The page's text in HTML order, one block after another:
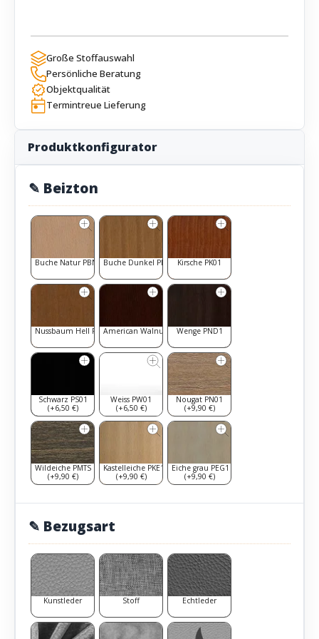
Große Stoffauswahl
Persönliche Beratung
Objektqualität
Termintreue Lieferung
Produktkonfigurator
✎ Beizton
Buche Natur PBN1 Buche Dunkel PBD1 Kirsche PK01
Nussbaum Hell PNH1American Walnut PAW1Wenge PND1
Schwarz PS01
(+6,50 €)
Weiss PW01
(+6,50 €)
Nougat PN01
(+9,90 €)
Wildeiche PMTS
(+9,90 €)
Kastelleiche PKE1
(+9,90 €)
Eiche grau PEG1
(+9,90 €)
✎ Bezugsart
Kunstleder Stoff Echtleder